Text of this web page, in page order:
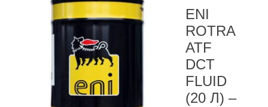
ENI
ROTRA
ATF
DCT
FLUID
(20 Л) –